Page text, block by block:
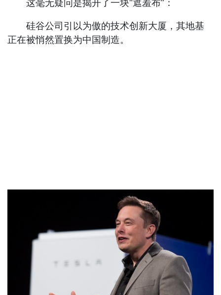
这毫无疑问是揭开了一块“遮羞布”：
硅谷公司引以为傲的技术创新大厦，其地基
正在被悄然置换为中国制造。